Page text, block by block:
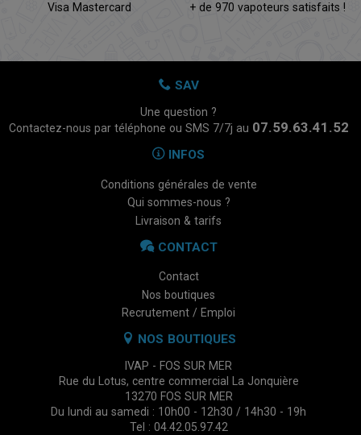
Visa Mastercard
+ de 970 vapoteurs satisfaits !
SAV
Une question ?
Contactez-nous par téléphone ou SMS 7/7j au 07.59.63.41.52
INFOS
Conditions générales de vente
Qui sommes-nous ?
Livraison & tarifs
CONTACT
Contact
Nos boutiques
Recrutement / Emploi
NOS BOUTIQUES
IVAP - FOS SUR MER
Rue du Lotus, centre commercial La Jonquière
13270 FOS SUR MER
Du lundi au samedi : 10h00 - 12h30 / 14h30 - 19h
Tel : 04.42.05.97.42